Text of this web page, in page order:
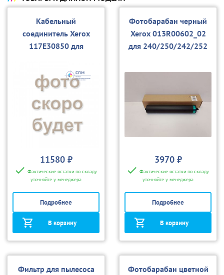
Кабельный
соединитель Xerox
117E30850 для
11580 ₽
Фактические остатки по складу
уточняйте у менеджера
Подробнее
В корзину
Фотобарабан черный
Xerox 013R00602_02
для 240/250/242/252
3970 ₽
Фактические остатки по складу
уточняйте у менеджера
Подробнее
В корзину
Фильтр для пылесоса
Фотобарабан цветной